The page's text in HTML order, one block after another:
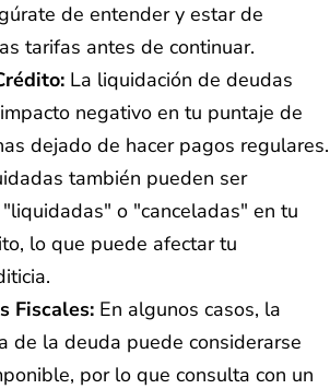
de entender y estar de
tarifas antes de continuar.
La liquidación de deudas
negativo en tu puntaje de
dejado de hacer pagos regulares.
también pueden ser
o "canceladas" en tu
lo que puede afectar tu
Fiscales: En algunos casos, la
de la deuda puede considerarse
por lo que consulta con un